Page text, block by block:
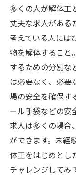
多くの人が解体工
丈夫な求人がある
考えている人には
物を解体すること
するための分別な
は必要なく、必要
場の安全を確保す
ール手袋などの安
求人は多くの場合
ができます。未経
体工をはじめとし
チャレンジしてみ